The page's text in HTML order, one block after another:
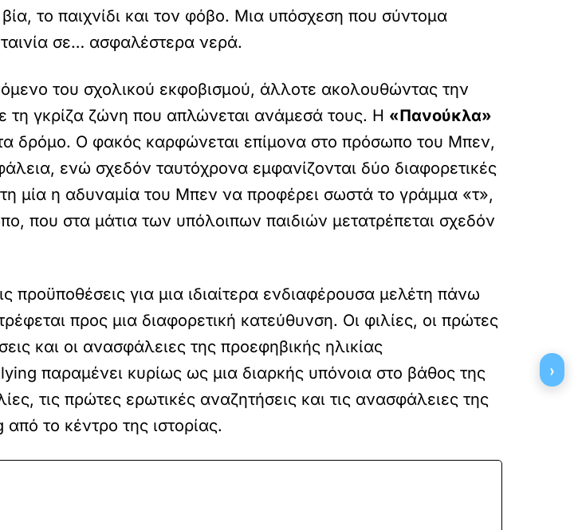
το παιχνίδι και τον φόβο. Μια υπόσχεση που σύντομα
σε… ασφαλέστερα νερά.
του σχολικού εκφοβισμού, άλλοτε ακολουθώντας την
τη γκρίζα ζώνη που απλώνεται ανάμεσά τους. Η «Πανούκλα»
δρόμο. Ο φακός καρφώνεται επίμονα στο πρόσωπο του Μπεν,
ενώ σχεδόν ταυτόχρονα εμφανίζονται δύο διαφορετικές
μία η αδυναμία του Μπεν να προφέρει σωστά το γράμμα «τ»,
που στα μάτια των υπόλοιπων παιδιών μετατρέπεται σχεδόν
προϋποθέσεις για μια ιδιαίτερα ενδιαφέρουσα μελέτη πάνω
προς μια διαφορετική κατεύθυνση. Οι φιλίες, οι πρώτες
και οι ανασφάλειες της προεφηβικής ηλικίας
παραμένει κυρίως ως μια διαρκής υπόνοια στο βάθος της
τις πρώτες ερωτικές αναζητήσεις και τις ανασφάλειες της
το κέντρο της ιστορίας.
›